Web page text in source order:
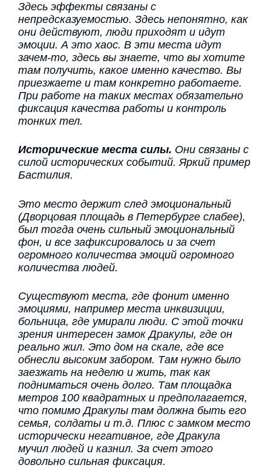
Здесь эффекты связаны с
непредсказуемостью. Здесь непонятно, как
они действуют, люди приходят и идут
эмоции. А это хаос. В эти места идут
зачем-то, здесь вы знаете, что вы хотите
там получить, какое именно качество. Вы
приезжаете и там конкретно работаете.
При работе на таких местах обязательно
фиксация качества работы и контроль
тонких тел.
Исторические места силы. Они связаны с
силой исторических событий. Яркий пример
Бастилия.
Это место держит след эмоциональный
(Дворцовая площадь в Петербурге слабее),
был тогда очень сильный эмоциональный
фон, и все зафиксировалось и за счет
огромного количества эмоций огромного
количества людей.
Существуют места, где фонит именно
эмоциями, например места инквизиции,
больница, где умирали люди. С этой точки
зрения интересен замок Дракулы, где он
реально жил. Это дом на скале, где все
обнесли высоким забором. Там нужно было
заезжать на неделю и жить, так как
подниматься очень долго. Там площадка
метров 100 квадратных и предполагается,
что помимо Дракулы там должна быть его
семья, солдаты и т.д. Плюс с замком место
исторически негативное, где Дракула
мучил людей и казнил. За счет этого
довольно сильная фиксация.